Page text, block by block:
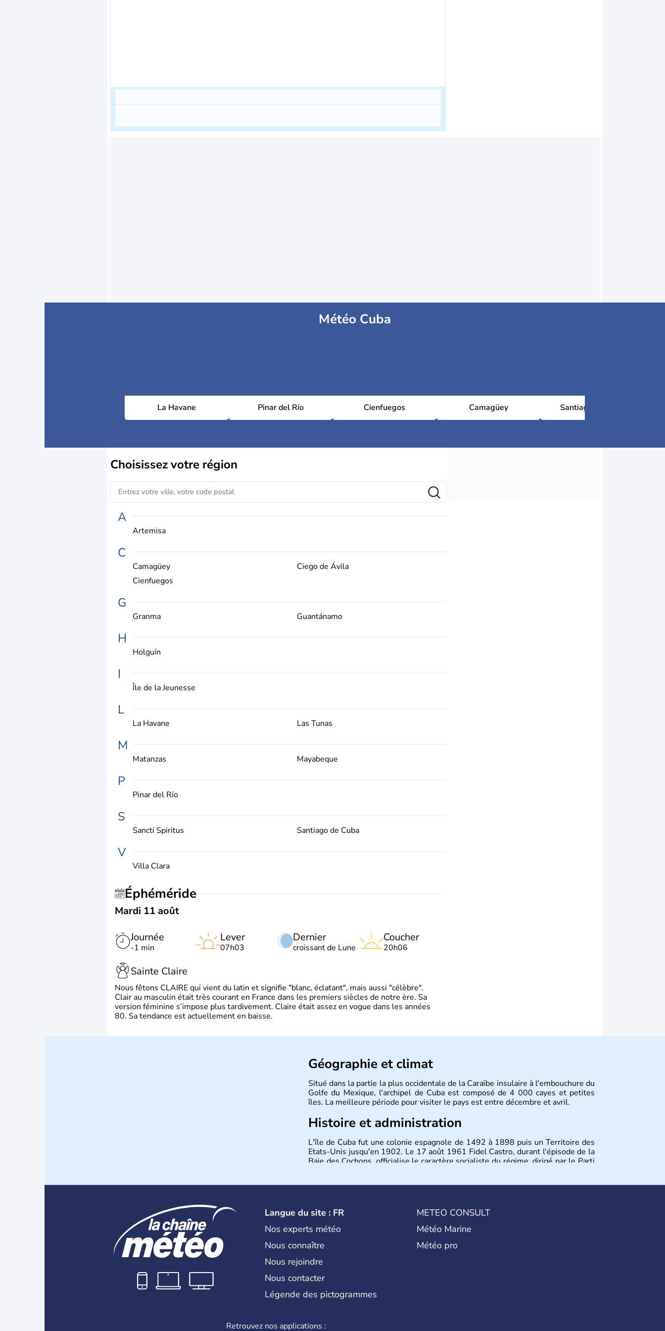
Météo Cuba
La Havane Pinar del Río Cienfuegos Camagüey Santiago de Cuba
Choisissezvotre région
A
Artemisa
C
Camagüey
Ciego de Ávila
Cienfuegos
G
Granma Guantánamo
H
Holguín
I
Île de la Jeunesse
L
La Havane Las Tunas
M
Matanzas Mayabeque
P
Pinar del Río
S
Sancti Spiritus Santiago de Cuba
V
Villa Clara
Éphéméride
Mardi 11 août
Journée
-1 min
Dernier
croissant de Lune
Lever
07h03
Coucher
20h06
Sainte Claire
Nous fêtons CLAIRE qui vient du latin et signifie "blanc, éclatant", mais aussi "célèbre".
Clair au masculin était très courant en France dans les premiers siècles de notre ère. Sa
version féminine s’impose plus tardivement. Claire était assez en vogue dans les années
80. Sa tendance est actuellement en baisse.
Géographie et climat
Situé dans la partie la plus occidentale de la Caraïbe insulaire à l'embouchure du
Golfe du Mexique, l'archipel de Cuba est composé de 4 000 cayes et petites
îles. La meilleure période pour visiter le pays est entre décembre et avril.
Histoire et administration
L'île de Cuba fut une colonie espagnole de 1492 à 1898 puis un Territoire des
Etats-Unis jusqu'en 1902. Le 17 août 1961 Fidel Castro, durant l'épisode de la
Baie des Cochons, officialise le caractère socialiste du régime, dirigé par le Parti
Langue du site : FR
Nos experts météo
Nous connaître
Nous rejoindre
Nous contacter
Légende des pictogrammes
METEO CONSULT
Météo Marine
Météo pro
Retrouvez nos applications :